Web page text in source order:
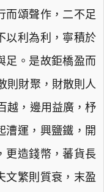
而頌聲作，二不足
以利為利，寧積於
足。是故鉅橋盈而
則財聚，財散則人
越，邊用益廣，杼
漕運，興鹽鐵，開
更造錢幣，蕃貨長
文繁則質衰，末盈